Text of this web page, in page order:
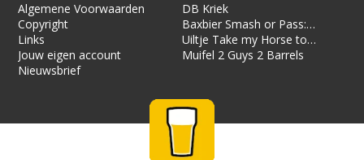
Algemene Voorwaarden
Copyright
Links
Jouw eigen account
Nieuwsbrief
DB Kriek
Baxbier Smash or Pass:
Strata
Uiltje Take my Horse to
the Hotel Room
Muifel 2 Guys 2 Barrels